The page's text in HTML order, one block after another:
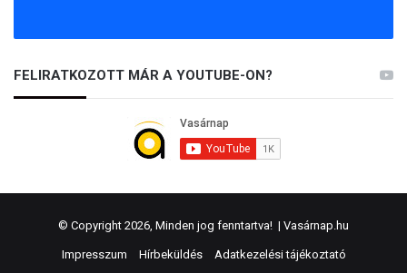
FELIRATKOZOTT MÁR A YOUTUBE-ON?
© Copyright 2026, Minden jog fenntartva! | Vasárnap.hu
Impresszum Hírbeküldés Adatkezelési tájékoztató